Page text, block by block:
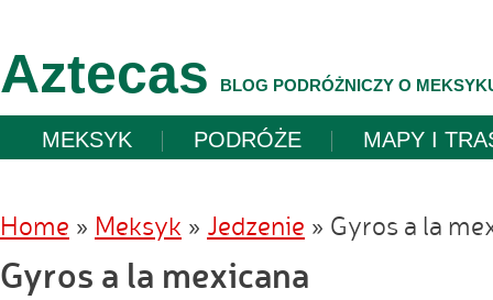
Aztecas BLOG PODRÓŻNICZY O
MEKSYK PODRÓŻE MAPY I
Home » Meksyk » Jedzenie » Gyros a la
Gyros a la mexicana